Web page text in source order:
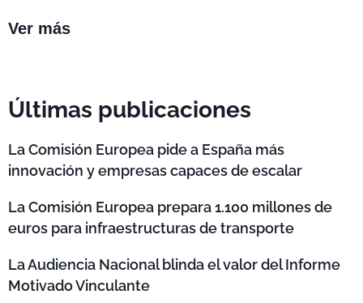
Ver más
Últimas publicaciones
La Comisión Europea pide a España más
innovación y empresas capaces de escalar
La Comisión Europea prepara 1.100 millones de
euros para infraestructuras de transporte
La Audiencia Nacional blinda el valor del Informe
Motivado Vinculante